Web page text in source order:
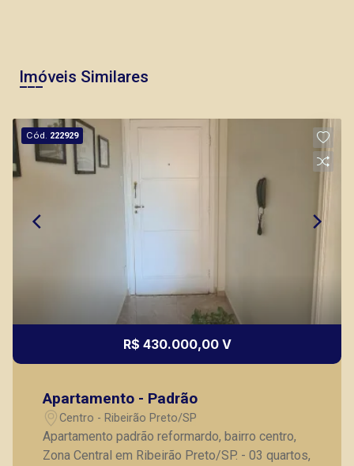
Bráulio Alvarez
CRECI 234.175 - Venda
(16) 99327-7979
CORRETOR DE PLANTÃO
Marcos Antonio Ferreira
CRECI 82740 - Venda
(16) 99137-0754
Imóveis Similares
Cód. 222929
R$ 430.000,00 V
Apartamento - Padrão
Centro - Ribeirão Preto/SP
Apartamento padrão reformardo, bairro centro,
Zona Central em Ribeirão Preto/SP. - 03 quartos,